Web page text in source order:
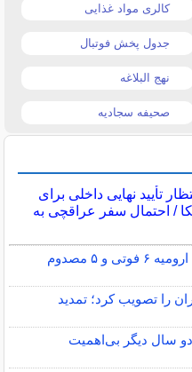
کالری مواد غذایی
جدول پخش فوتبال
نهج البلاغه
صحیفه سجادیه
تأیید نهایی داخلی برای
/ احتمال سفر عراقچی به
تصادف زنجیره‌ای در جاده سلماس - ارومیه ۶ فوتی و ۵ مصدوم
را تصویب کرد؛ تمدید
دو سال دیگر بی‌اهمیت